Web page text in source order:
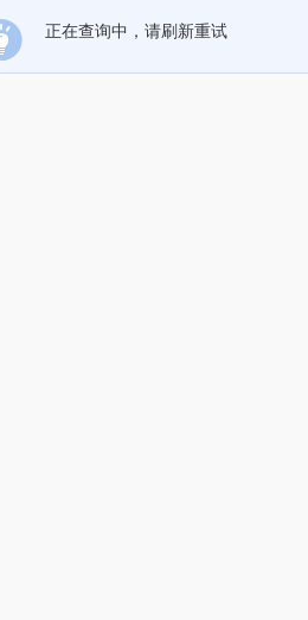
正在查询中，请刷新重试